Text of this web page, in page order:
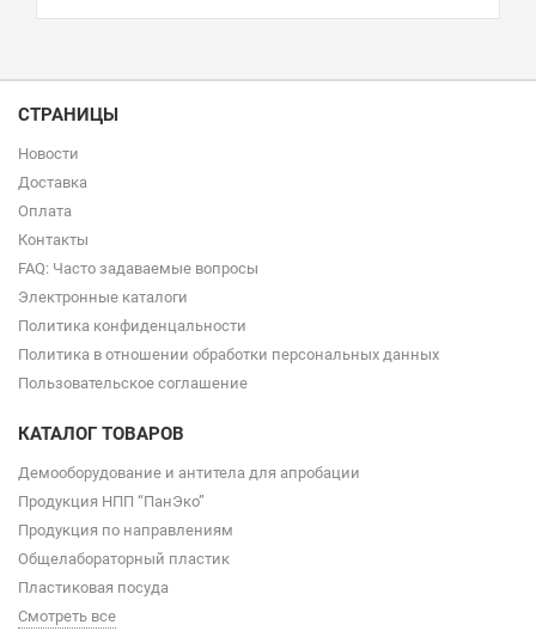
СТРАНИЦЫ
Новости
Доставка
Оплата
Контакты
FAQ: Часто задаваемые вопросы
Электронные каталоги
Политика конфиденцальности
Политика в отношении обработки персональных данных
Пользовательское соглашение
КАТАЛОГ ТОВАРОВ
Демооборудование и антитела для апробации
Продукция НПП “ПанЭко”
Продукция по направлениям
Общелабораторный пластик
Пластиковая посуда
Смотреть все